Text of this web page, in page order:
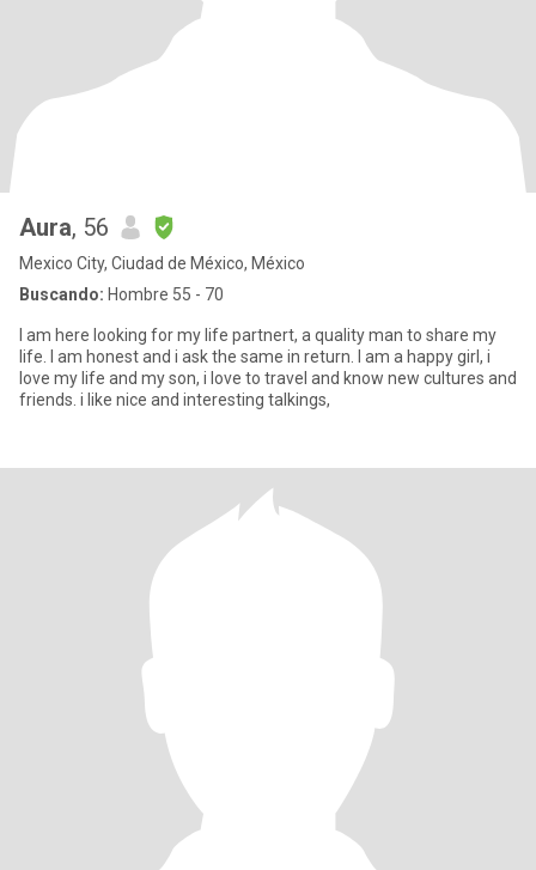
Aura, 56
Mexico City, Ciudad de México, México
Buscando: Hombre 55 - 70
I am here looking for my life partnert, a quality man to share my
life. I am honest and i ask the same in return. I am a happy girl, i
love my life and my son, i love to travel and know new cultures and
friends. i like nice and interesting talkings,